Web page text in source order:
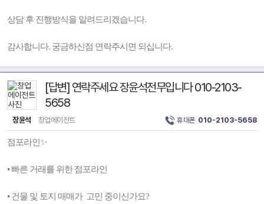
상담 후 진행방식을 알려드리겠습니다.
감사합니다. 궁금하신점 연락주시면 되십니다.
[답변] 연락주세요 장윤석전무입니다 010-2103-
5658
장윤석 창업에이전트 휴대폰 010-2103-5658
점포라인✨
• 빠른 거래를 위한 점포라인
• 건물 및 토지 매매가 고민 중이신가요?